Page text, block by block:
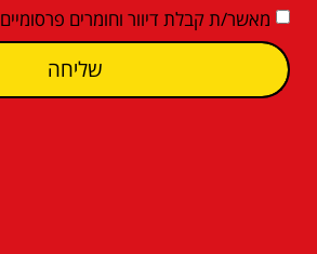
מאשר/ת קבלת דיוור וחומרים פרסומיים
שליחה